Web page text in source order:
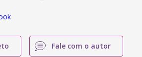
Fale com o autor